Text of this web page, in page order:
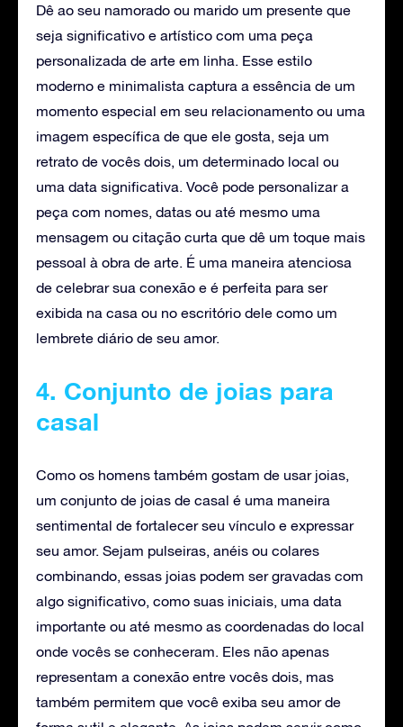
Dê ao seu namorado ou marido um presente que
seja significativo e artístico com uma peça
personalizada de arte em linha. Esse estilo
moderno e minimalista captura a essência de um
momento especial em seu relacionamento ou uma
imagem específica de que ele gosta, seja um
retrato de vocês dois, um determinado local ou
uma data significativa. Você pode personalizar a
peça com nomes, datas ou até mesmo uma
mensagem ou citação curta que dê um toque mais
pessoal à obra de arte. É uma maneira atenciosa
de celebrar sua conexão e é perfeita para ser
exibida na casa ou no escritório dele como um
lembrete diário de seu amor.
4. Conjunto de joias para
casal
Como os homens também gostam de usar joias,
um conjunto de joias de casal é uma maneira
sentimental de fortalecer seu vínculo e expressar
seu amor. Sejam pulseiras, anéis ou colares
combinando, essas joias podem ser gravadas com
algo significativo, como suas iniciais, uma data
importante ou até mesmo as coordenadas do local
onde vocês se conheceram. Eles não apenas
representam a conexão entre vocês dois, mas
também permitem que você exiba seu amor de